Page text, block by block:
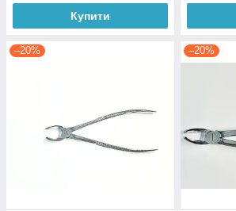
Купити
–20% –20%